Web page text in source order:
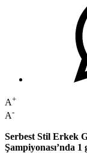
A+
A-
Serbest Stil Erkek
Şampiyonası’nda